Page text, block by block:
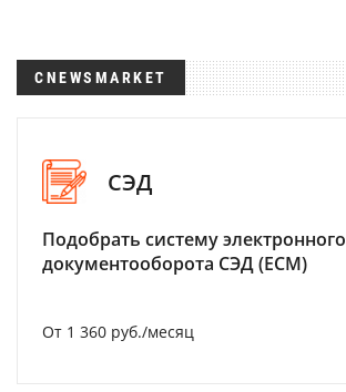
CNEWSMARKET
СЭД
Подобрать систему электронного
документооборота СЭД (ECM)
От 1 360 руб./месяц